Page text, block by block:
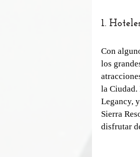
1.
Con
los
la Ciudad.
Legancy,
Sierra
disfrutar